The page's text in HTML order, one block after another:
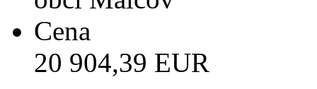
Cena
20 904,39 EUR